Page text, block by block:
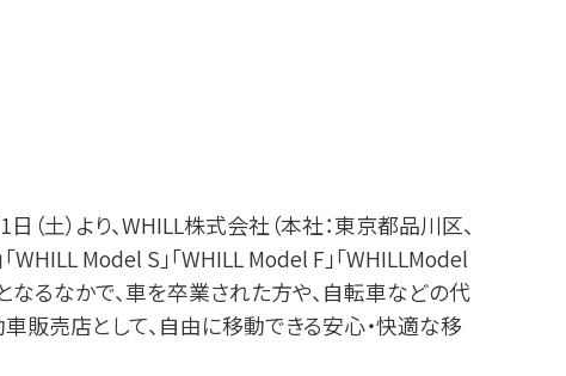
⼟）より、WHILL株式会社（本社：東京都品川区、
Model S」「WHILL Model F」「WHILLModel
るなかで、⾞を卒業された⽅や、⾃転⾞などの代
販売店として、⾃由に移動できる安⼼・快適な移